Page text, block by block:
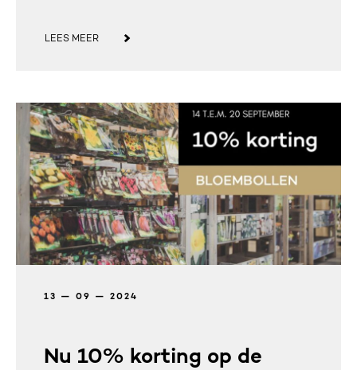
LEES MEER
13 — 09 — 2024
Nu 10% korting op de